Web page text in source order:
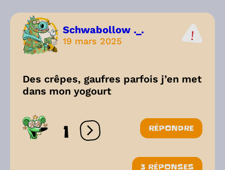
Schwabollow ._.
19 mars 2025
Des crêpes, gaufres parfois j’en met
dans mon yogourt
1 Ouvrir les réactions
RÉPONDRE
3 RÉPONSES